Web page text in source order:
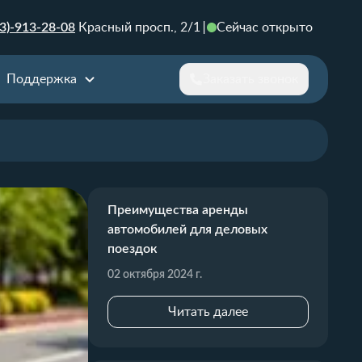
913-28-08 Красный просп., 2/1 Сейчас открыто
Поддержка
Преимущества аренды
автомобилей для деловых
поездок
02 октября 2024 г.
Читать далее